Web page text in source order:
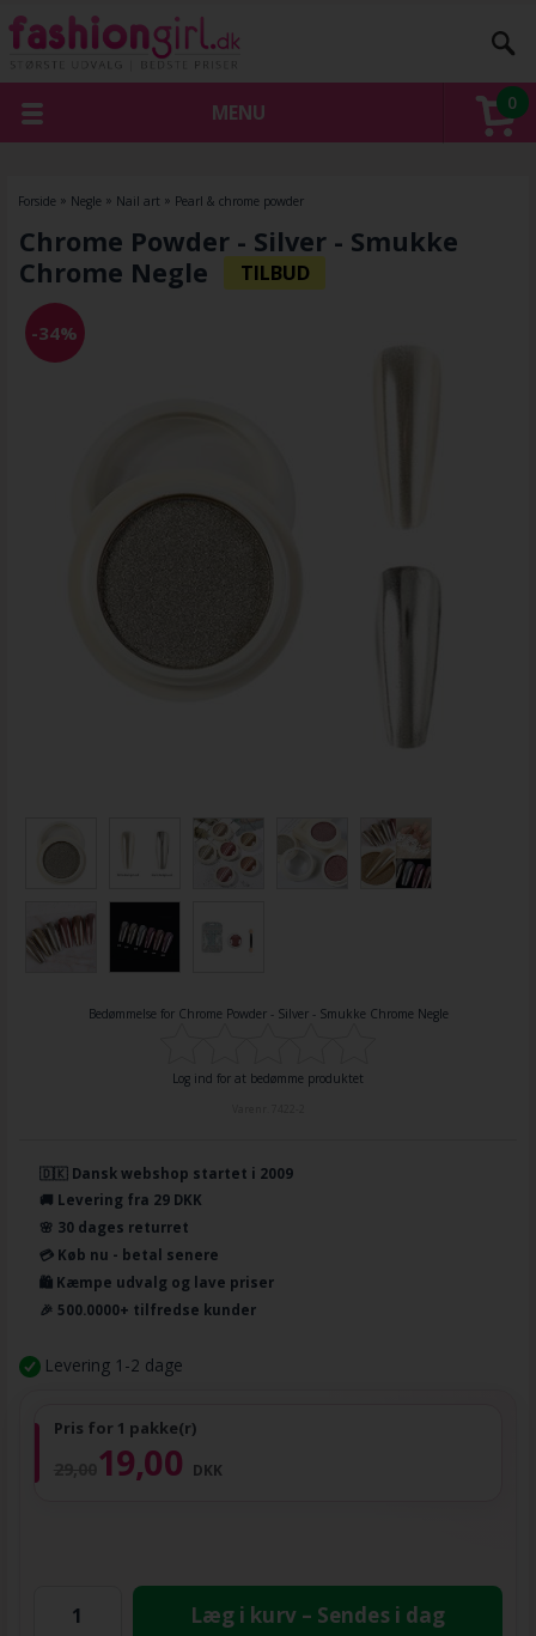
0
MENU
Forside » Negle » Nail art » Pearl & chrome powder
Chrome Powder - Silver - Smukke
Chrome Negle
-34%
Bedømmelse for Chrome Powder - Silver - Smukke Chrome Negle
Log ind for at bedømme produktet
🇩🇰 Dansk webshop startet i 2009
🚚 Levering fra 29 DKK
🌸 30 dages returret
💳 Køb nu - betal senere
🛍️ Kæmpe udvalg og lave priser
🎉 500.0000+ tilfredse kunder
Levering 1-2 dage
Pris for 1 pakke(r)
19,00 DKK
Læg i kurv – Sendes i dag